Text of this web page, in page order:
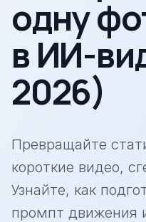
одну
в ИИ-
2026)
Превращайте
короткие видео,
Узнайте, как
промпт движения